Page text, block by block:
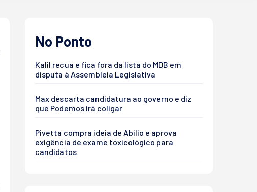
No Ponto
Kalil recua e fica fora da lista do MDB em
disputa à Assembleia Legislativa
Max descarta candidatura ao governo e diz
que Podemos irá coligar
Pivetta compra ideia de Abilio e aprova
exigência de exame toxicológico para
candidatos